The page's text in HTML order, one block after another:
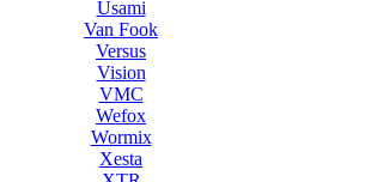
Usami
Van Fook
Versus
Vision
VMC
Wefox
Wormix
Xesta